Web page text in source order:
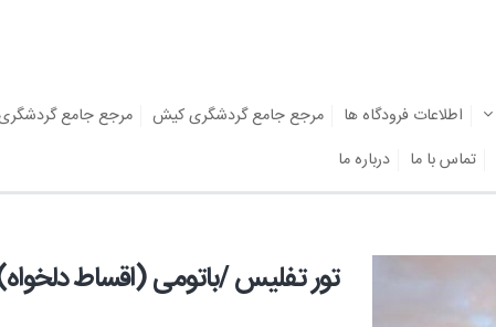
اطلاعات فرودگاه ها مرجع جامع گردشگری کیش مرجع جامع
تماس با ما درباره ما
تور تفلیس /باتومی (اقساط